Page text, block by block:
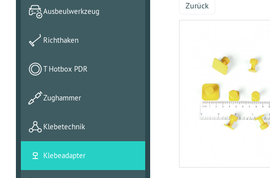
Zurück
Ausbeulwerkzeug
Richthaken
T Hotbox PDR
Zughammer
Klebetechnik
Klebeadapter